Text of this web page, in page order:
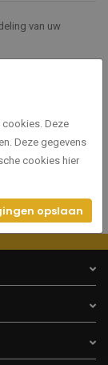
van uw
157550
cookies. Deze
Deze gegevens
cookies hier
opslaan